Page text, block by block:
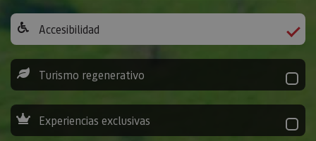
Accesibilidad
Turismo regenerativo
Experiencias exclusivas